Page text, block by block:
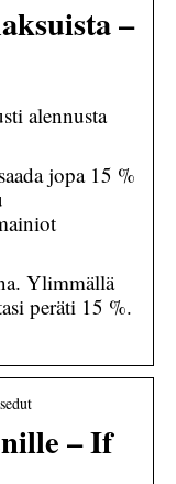
–
alennusta
jopa 15 %
Ylimmällä
peräti 15 %.
– If